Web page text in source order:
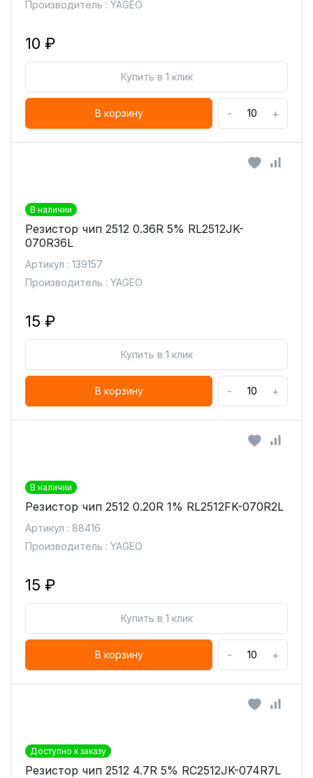
Производитель : YAGEO
10 ₽
Купить в 1 клик
В корзину - +
В наличии
Резистор чип 2512 0.36R 5% RL2512JK-
070R36L
Артикул : 139157
Производитель : YAGEO
15 ₽
Купить в 1 клик
В корзину - +
В наличии
Резистор чип 2512 0.20R 1% RL2512FK-070R2L
Артикул : 88416
Производитель : YAGEO
15 ₽
Купить в 1 клик
В корзину - +
Доступно к заказу
Резистор чип 2512 4.7R 5% RC2512JK-074R7L